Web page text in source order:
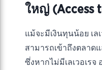
ใหญ่ (Access
แม้จะมีเงินทุนน้อย เล
สามารถเข้าถึงตลาด
ซึ่งหากไม่มีเลเวอเรจ